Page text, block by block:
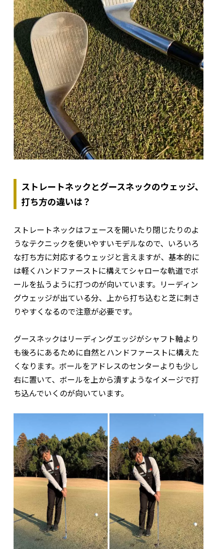
ストレートネックとグースネックのウェッジ、
打ち方の違いは？
ストレートネックはフェースを開いたり閉じたりのよ
うなテクニックを使いやすいモデルなので、いろいろ
な打ち方に対応するウェッジと言えますが、基本的に
は軽くハンドファーストに構えてシャローな軌道でボ
ールを払うように打つのが向いています。リーディン
グウェッジが出ている分、上から打ち込むと芝に刺さ
りやすくなるので注意が必要です。
グースネックはリーディングエッジがシャフト軸より
も後ろにあるために自然とハンドファーストに構えた
くなります。ボールをアドレスのセンターよりも少し
右に置いて、ボールを上から潰すようなイメージで打
ち込んでいくのが向いています。